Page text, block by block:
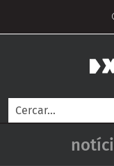
Cerca